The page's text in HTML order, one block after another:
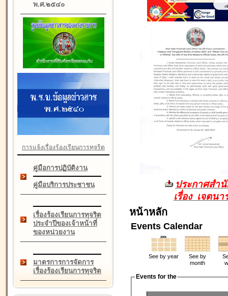
พ.ศ.๒๕๔๐
การแจ้งเรื่องร้องเรียนการทุจริต
คู่มือการปฏิบัติงาน
คู่มือบริการประชาชน
เรื่องร้องเรียนการทุจริต
ประจำปีของเจ้าหน้าที่
ของหน่วยงาน
มาตรการการจัดการ
เรื่องร้องเรียนการทุจริต
ประกาศสำ
เรื่อง เจตน
หน้าหลัก
Events Calendar
See by year
See by
month
Events for the